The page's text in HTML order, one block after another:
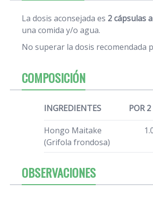
La dosis aconsejada es 2 cápsulas
una comida y/o agua.
No superar la dosis recomendada
COMPOSICIÓN
INGREDIENTES POR
Hongo Maitake
(Grifola frondosa)
OBSERVACIONES